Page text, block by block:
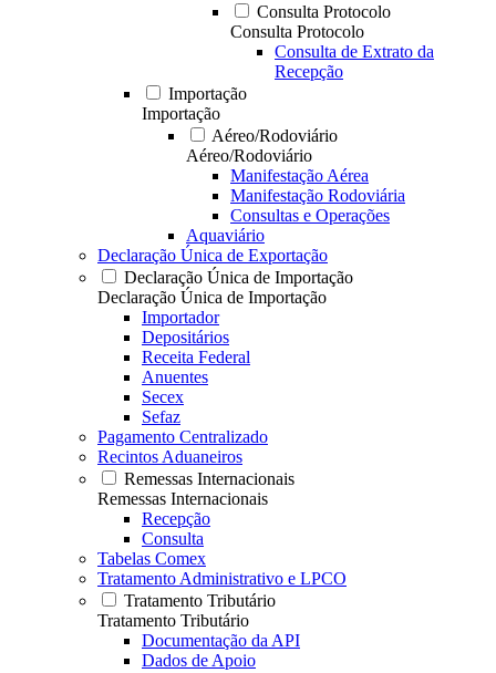
Consulta Protocolo
Consulta Protocolo
Consulta de Extrato da
Recepção
Importação
Importação
Aéreo/Rodoviário
Aéreo/Rodoviário
Manifestação Aérea
Manifestação Rodoviária
Consultas e Operações
Aquaviário
Declaração Única de Exportação
Declaração Única de Importação
Declaração Única de Importação
Importador
Depositários
Receita Federal
Anuentes
Secex
Sefaz
Pagamento Centralizado
Recintos Aduaneiros
Remessas Internacionais
Remessas Internacionais
Recepção
Consulta
Tabelas Comex
Tratamento Administrativo e LPCO
Tratamento Tributário
Tratamento Tributário
Documentação da API
Dados de Apoio